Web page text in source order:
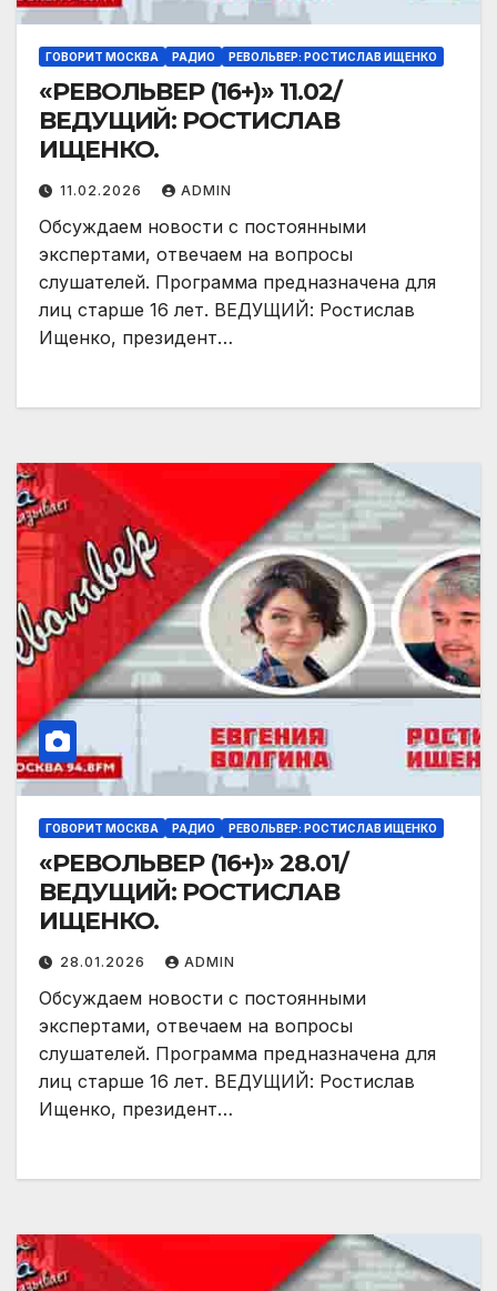
ГОВОРИТ МОСКВА РАДИО РЕВОЛЬВЕР: РОСТИСЛАВ ИЩЕНКО
«РЕВОЛЬВЕР (16+)» 11.02/
ВЕДУЩИЙ: РОСТИСЛАВ
ИЩЕНКО.
11.02.2026 ADMIN
Обсуждаем новости с постоянными
экспертами, отвечаем на вопросы
слушателей. Программа предназначена для
лиц старше 16 лет. ВЕДУЩИЙ: Ростислав
Ищенко, президент…
ГОВОРИТ МОСКВА РАДИО РЕВОЛЬВЕР: РОСТИСЛАВ ИЩЕНКО
«РЕВОЛЬВЕР (16+)» 28.01/
ВЕДУЩИЙ: РОСТИСЛАВ
ИЩЕНКО.
28.01.2026 ADMIN
Обсуждаем новости с постоянными
экспертами, отвечаем на вопросы
слушателей. Программа предназначена для
лиц старше 16 лет. ВЕДУЩИЙ: Ростислав
Ищенко, президент…